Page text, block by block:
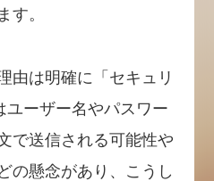
す。
由は明確に「セキュリ
ユーザー名やパスワー
で送信される可能性や
の懸念があり、こうし